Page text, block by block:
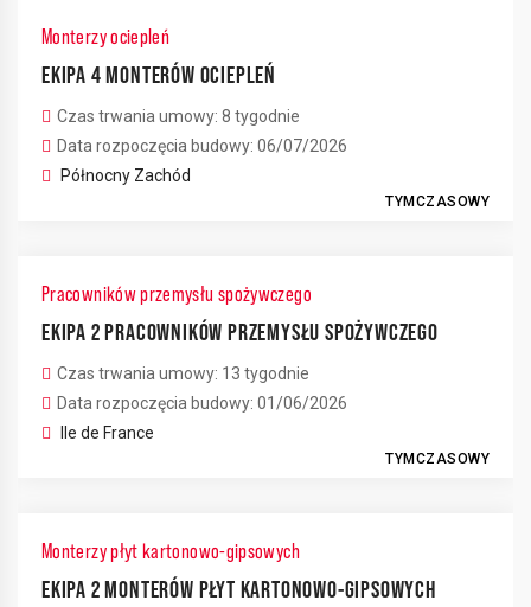
Monterzy ociepleń
EKIPA 4 MONTERÓW OCIEPLEŃ
Czas trwania umowy: 8 tygodnie
Data rozpoczęcia budowy: 06/07/2026
Północny Zachód
TYMCZASOWY
Pracowników przemysłu spożywczego
EKIPA 2 PRACOWNIKÓW PRZEMYSŁU SPOŻYWCZEGO
Czas trwania umowy: 13 tygodnie
Data rozpoczęcia budowy: 01/06/2026
Ile de France
TYMCZASOWY
Monterzy płyt kartonowo-gipsowych
EKIPA 2 MONTERÓW PŁYT KARTONOWO-GIPSOWYCH